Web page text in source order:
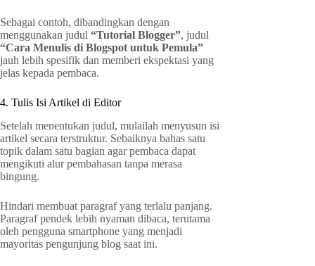
Sebagai contoh, dibandingkan dengan
menggunakan judul “Tutorial Blogger”, judul
“Cara Menulis di Blogspot untuk Pemula”
jauh lebih spesifik dan memberi ekspektasi yang
jelas kepada pembaca.
4. Tulis Isi Artikel di Editor
Setelah menentukan judul, mulailah menyusun isi
artikel secara terstruktur. Sebaiknya bahas satu
topik dalam satu bagian agar pembaca dapat
mengikuti alur pembahasan tanpa merasa
bingung.
Hindari membuat paragraf yang terlalu panjang.
Paragraf pendek lebih nyaman dibaca, terutama
oleh pengguna smartphone yang menjadi
mayoritas pengunjung blog saat ini.